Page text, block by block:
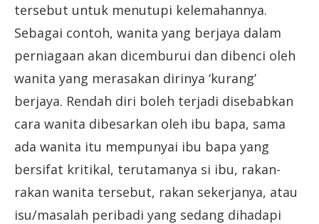
tersebut untuk menutupi kelemahannya.
Sebagai contoh, wanita yang berjaya dalam
perniagaan akan dicemburui dan dibenci oleh
wanita yang merasakan dirinya ‘kurang’
berjaya. Rendah diri boleh terjadi disebabkan
cara wanita dibesarkan oleh ibu bapa, sama
ada wanita itu mempunyai ibu bapa yang
bersifat kritikal, terutamanya si ibu, rakan-
rakan wanita tersebut, rakan sekerjanya, atau
isu/masalah peribadi yang sedang dihadapi